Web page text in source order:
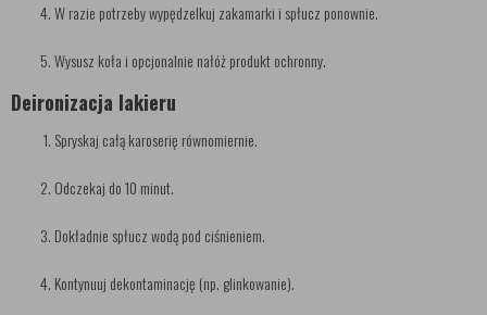
W razie potrzeby wypędzelkuj zakamarki i spłucz ponownie.
Wysusz koła i opcjonalnie nałóż produkt ochronny.
Deironizacja lakieru
Spryskaj całą karoserię równomiernie.
Odczekaj do 10 minut.
Dokładnie spłucz wodą pod ciśnieniem.
Kontynuuj dekontaminację (np. glinkowanie).